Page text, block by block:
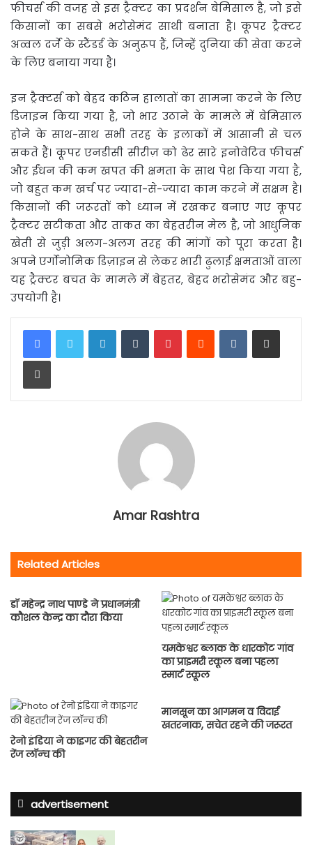
फीचर्स की वजह से इस ट्रैक्टर का प्रदर्शन बेमिसाल है, जो इसे
किसानों का सबसे भरोसेमंद साथी बनाता है। कूपर ट्रैक्टर
अव्वल दर्जे के स्टैंडर्ड के अनुरूप हैं, जिन्हें दुनिया की सेवा करने
के लिए बनाया गया है।
इन ट्रैक्टर्स को बेहद कठिन हालातों का सामना करने के लिए
डिजाइन किया गया है, जो भार उठाने के मामले में बेमिसाल
होने के साथ-साथ सभी तरह के इलाकों में आसानी से चल
सकते हैं। कूपर एनडीसी सीरीज़ को ढेर सारे इनोवेटिव फीचर्स
और ईंधन की कम खपत की क्षमता के साथ पेश किया गया है,
जो बहुत कम खर्च पर ज्यादा-से-ज्यादा काम करने में सक्षम है।
किसानों की जरूरतों को ध्यान में रखकर बनाए गए कूपर
ट्रैक्टर सटीकता और ताकत का बेहतरीन मेल है, जो आधुनिक
खेती से जुड़ी अलग-अलग तरह की मांगों को पूरा करता है।
अपने एर्गोनोमिक डिज़ाइन से लेकर भारी ढुलाई क्षमताओं वाला
यह ट्रैक्टर बचत के मामले में बेहतर, बेहद भरोसेमंद और बहु-
उपयोगी है।
LinkedInTumblrPinterestReddit VKontakteShare via Email
Print
Amar Rashtra
Related Articles
डॉ महेन्द्र नाथ पाण्डे ने प्रधानमंत्री
कौशल केन्द्र का दौरा किया
यमकेश्वर ब्लाक के धारकोट गांव
का प्राइमरी स्कूल बना पहला
स्मार्ट स्कूल
रेनो इंडिया ने काइगर की बेहतरीन
रेंज लॉन्‍च की
मानसून का आगमन व विदाई
खतरनाक, सचेत रहने की जरूरत
advertisement